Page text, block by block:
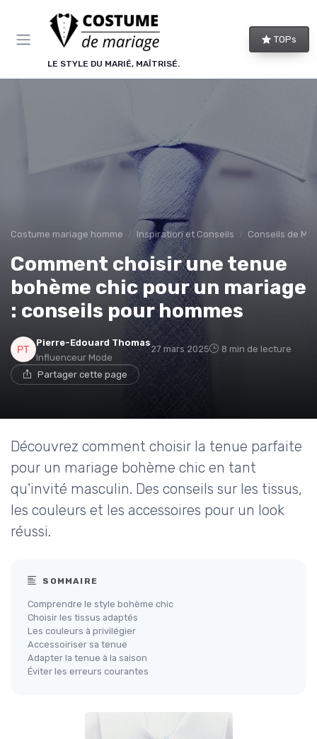
LE STYLE DU MARIÉ, MAÎTRISÉ.
TOPs
Costume mariage homme Inspiration et Conseils Conseils de
Comment choisir une tenue
bohème chic pour un mariage
: conseils pour hommes
Pierre-Edouard Thomas
Influenceur Mode
27 mars 2025 8 min de lecture
Partager cette page
Découvrez comment choisir la tenue parfaite
pour un mariage bohème chic en tant
qu'invité masculin. Des conseils sur les tissus,
les couleurs et les accessoires pour un look
réussi.
SOMMAIRE
Comprendre le style bohème chic
Choisir les tissus adaptés
Les couleurs à privilégier
Accessoiriser sa tenue
Adapter la tenue à la saison
Éviter les erreurs courantes